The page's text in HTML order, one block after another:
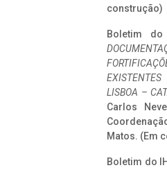
construção)
Boletim
LISBOA –
Carlos
Matos. (Em
Boletim do